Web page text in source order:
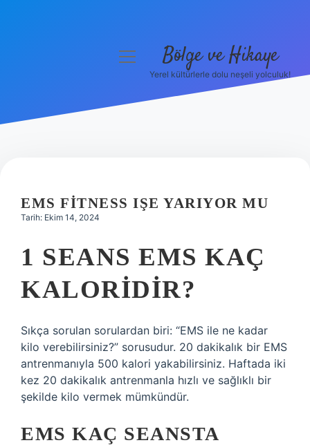
Hakkımızda
menüyü
Bölge ve Hikaye
Yerel kültürlerle dolu neşeli yolculuk!
EMS FITNESS IŞE YARIYOR MU
Tarih: Ekim 14, 2024
1 SEANS EMS KAÇ
KALORIDIR?
Sıkça sorulan sorulardan biri: “EMS ile ne kadar
kilo verebilirsiniz?” sorusudur. 20 dakikalık bir EMS
antrenmanıyla 500 kalori yakabilirsiniz. Haftada iki
kez 20 dakikalık antrenmanla hızlı ve sağlıklı bir
şekilde kilo vermek mümkündür.
EMS KAÇ SEANSTA